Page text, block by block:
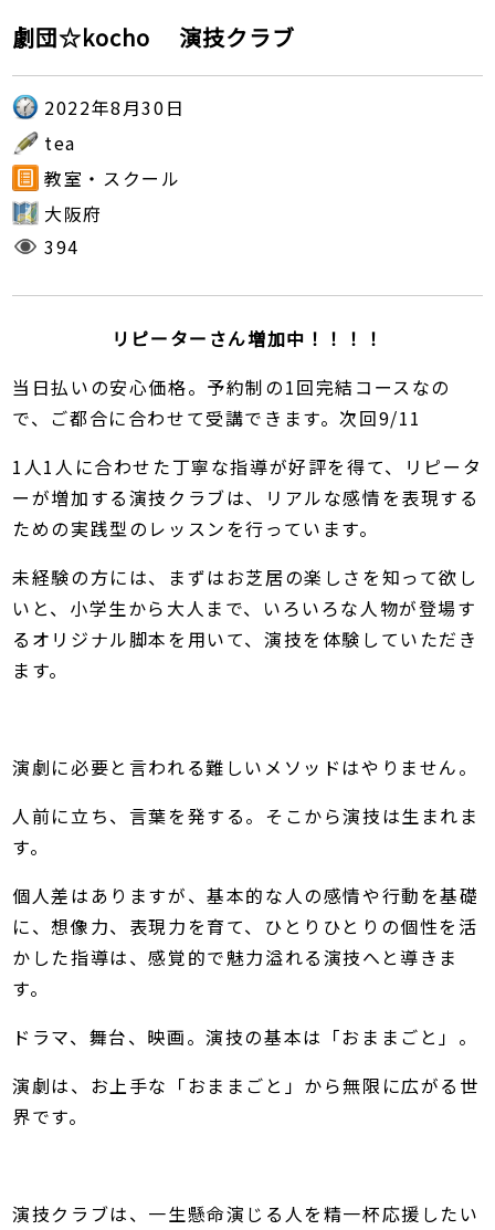
劇団☆kocho 演技クラブ
2022年8月30日
tea
教室・スクール
大阪府
394
リピーターさん増加中！！！！
当日払いの安心価格。予約制の1回完結コースなの
で、ご都合に合わせて受講できます。次回9/11
1人1人に合わせた丁寧な指導が好評を得て、リピータ
ーが増加する演技クラブは、リアルな感情を表現する
ための実践型のレッスンを行っています。
未経験の方には、まずはお芝居の楽しさを知って欲し
いと、小学生から大人まで、いろいろな人物が登場す
るオリジナル脚本を用いて、演技を体験していただき
ます。
演劇に必要と言われる難しいメソッドはやりません。
人前に立ち、言葉を発する。そこから演技は生まれま
す。
個人差はありますが、基本的な人の感情や行動を基礎
に、想像力、表現力を育て、ひとりひとりの個性を活
かした指導は、感覚的で魅力溢れる演技へと導きま
す。
ドラマ、舞台、映画。演技の基本は「おままごと」。
演劇は、お上手な「おままごと」から無限に広がる世
界です。
演技クラブは、一生懸命演じる人を精一杯応援したい